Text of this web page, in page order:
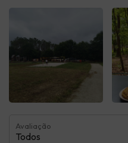
Avaliação
Todos